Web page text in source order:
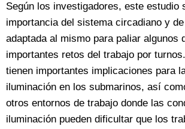
Según los investigadores, este estudio
importancia del sistema circadiano y
adaptada al mismo para paliar algunos
importantes retos del trabajo por
tienen importantes implicaciones para
iluminación en los submarinos, así
otros entornos de trabajo donde las
iluminación pueden dificultar que los